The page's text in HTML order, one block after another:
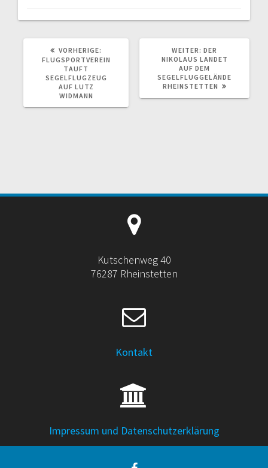
VORHERIGE:
BEITRAG:
FLUGSPORTVEREIN
TAUFT
SEGELFLUGZEUG
AUF LUTZ
WIDMANN
WEITER: NÄCHSTER
BEITRAG:
DER
NIKOLAUS LANDET
AUF DEM
SEGELFLUGGELÄNDE
RHEINSTETTEN
Kutschenweg 40
76287 Rheinstetten
Kontakt
Impressum und Datenschutzerklärung